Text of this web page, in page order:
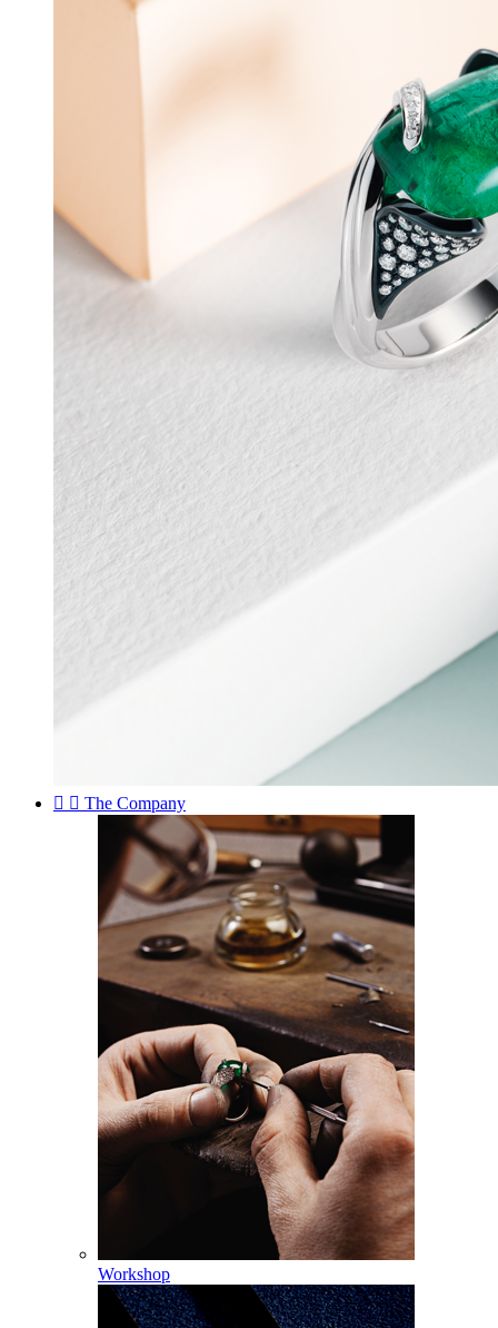
  The Company
Workshop